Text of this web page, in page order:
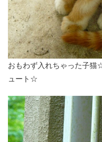
おもわず入れちゃった子
ュート☆